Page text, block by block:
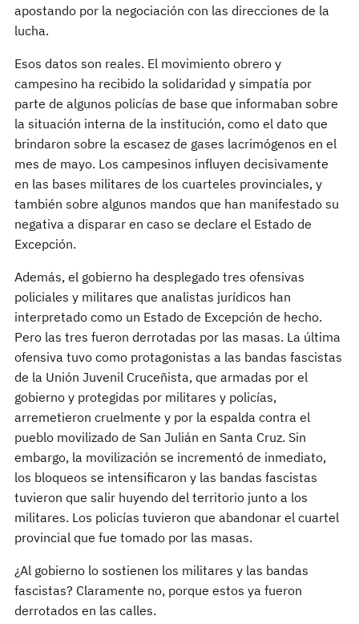
apostando por la negociación con las direcciones de la
lucha.
Esos datos son reales. El movimiento obrero y
campesino ha recibido la solidaridad y simpatía por
parte de algunos policías de base que informaban sobre
la situación interna de la institución, como el dato que
brindaron sobre la escasez de gases lacrimógenos en el
mes de mayo. Los campesinos influyen decisivamente
en las bases militares de los cuarteles provinciales, y
también sobre algunos mandos que han manifestado su
negativa a disparar en caso se declare el Estado de
Excepción.
Además, el gobierno ha desplegado tres ofensivas
policiales y militares que analistas jurídicos han
interpretado como un Estado de Excepción de hecho.
Pero las tres fueron derrotadas por las masas. La última
ofensiva tuvo como protagonistas a las bandas fascistas
de la Unión Juvenil Cruceñista, que armadas por el
gobierno y protegidas por militares y policías,
arremetieron cruelmente y por la espalda contra el
pueblo movilizado de San Julián en Santa Cruz. Sin
embargo, la movilización se incrementó de inmediato,
los bloqueos se intensificaron y las bandas fascistas
tuvieron que salir huyendo del territorio junto a los
militares. Los policías tuvieron que abandonar el cuartel
provincial que fue tomado por las masas.
¿Al gobierno lo sostienen los militares y las bandas
fascistas? Claramente no, porque estos ya fueron
derrotados en las calles.